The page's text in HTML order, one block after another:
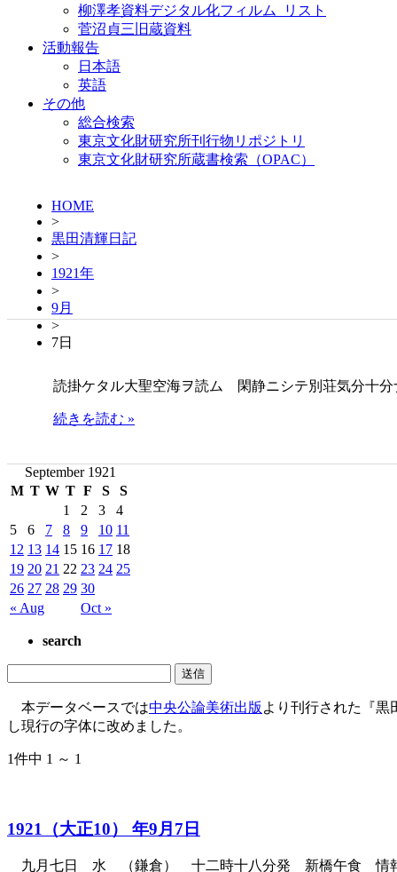
柳澤孝資料デジタル化フィルム_リスト
菅沼貞三旧蔵資料
活動報告
日本語
英語
その他
総合検索
東京文化財研究所刊行物リポジトリ
東京文化財研究所蔵書検索（OPAC）
HOME
>
黒田清輝日記
>
1921年
>
9月
>
7日
読掛ケタル大聖空海ヲ読ム 閑静ニシテ別荘気分十分
続きを読む »
September 1921
M T W T F S S
« Aug Oct »
1 2 3
4
5
6 7 8 9 10 11
12 13 14 15 16 17 18
19 20 21 22 23 24 25
26 27 28 29 30
search
本データベースでは中央公論美術出版 より刊行された『黒
し現行の字体に改めました。
1件中 1 ～ 1
1921（大正10） 年9月7日
九月七日 水 （鎌倉） 十二時十八分発 新橋午食 情